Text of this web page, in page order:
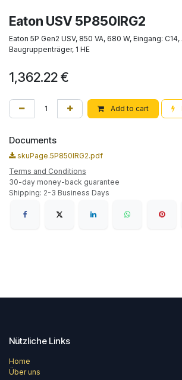
Eaton USV 5P850IRG2
Eaton 5P Gen2 USV, 850 VA, 680 W, Eingang:
Baugruppenträger, 1 HE
1,362.22€
Add to cart
Documents
skuPage.5P850IRG2.pdf
Terms and Conditions
30-day money-back guarantee
Shipping: 2-3 Business Days
Nützliche Links
Home
Über uns